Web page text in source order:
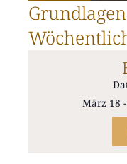
März 18 -